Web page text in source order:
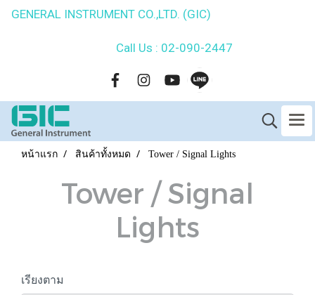
GENERAL INSTRUMENT CO.,LTD. (GIC)
Call Us : 02-090-2447
หน้าแรก สินค้าทั้งหมด Tower / Signal Lights
Tower / Signal
Lights
เรียงตาม